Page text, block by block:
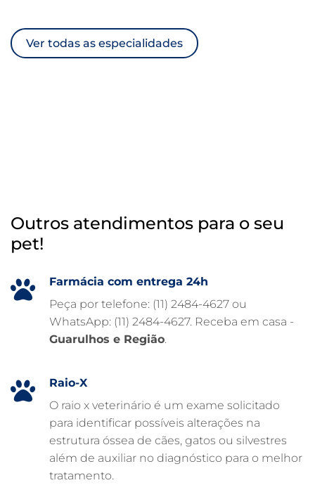
TRATAMENTO DE ANIMAIS
HOSPITAL VETERINÁRIO 24 HORAS
HOSPITAL VETERINÁRIO
FISIOTERAPIA VETERINÁRIA
FARMÁCIA VETERINÁRIA 24H
EMERGÊNCIA VETERINÁRIA
EMERGÊNCIA PARA PETS
CUIDADOS INTENSIVOS EM ANIMAIS
Ver todas as especialidades
Outros atendimentos para o seu
pet!
Farmácia com entrega 24h
Peça por telefone: (11) 2484-4627 ou
WhatsApp: (11) 2484-4627. Receba em casa -
Guarulhos e Região.
Raio-X
O raio x veterinário é um exame solicitado
para identificar possíveis alterações na
estrutura óssea de cães, gatos ou silvestres
além de auxiliar no diagnóstico para o melhor
tratamento.